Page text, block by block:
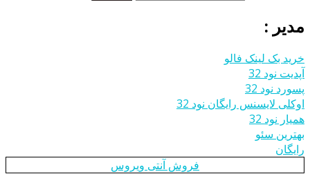
مدیر :
خرید بک لینک فالو
آپدیت نود 32
پسورد نود 32
اوکلی لایسنس رایگان نود 32
همیار نود 32
بهترین سئو
رایگان
فروش آنتی ویروس